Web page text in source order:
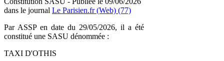
dans le journal Le Parisien.fr (Web) (77)
Par ASSP en date du 29/05/2026, il a été
constitué une SASU dénommée :
TAXI D'OTHIS